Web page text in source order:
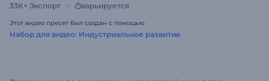
33K+ Экспорт варьируется
Этот видео пресет был создан с помощью
Набор для видео: Индустриальное развитие